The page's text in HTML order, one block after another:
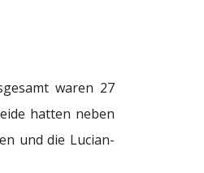
waren 27
hatten neben
und die Lucian-